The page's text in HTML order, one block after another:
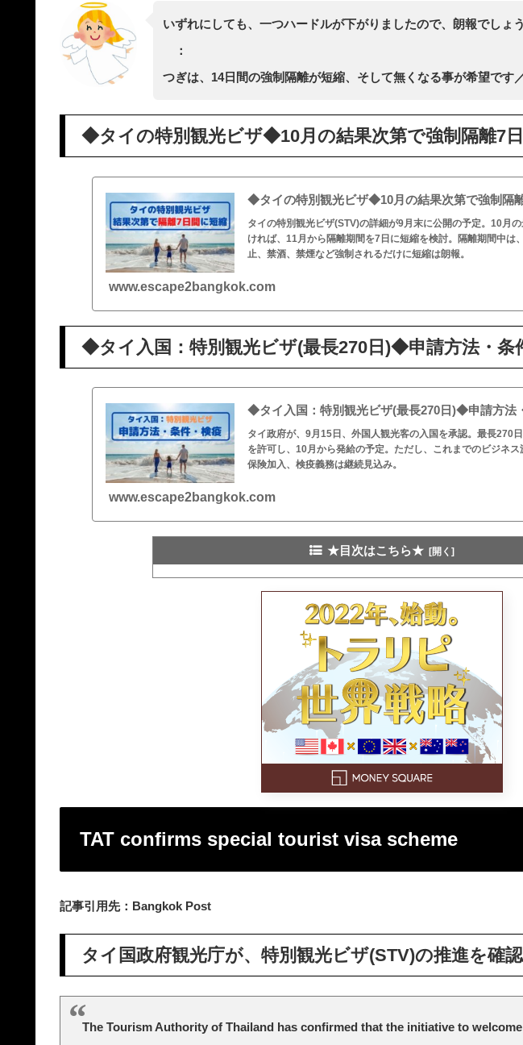
いずれにしても、一つハードルが下がりましたので、朗報でしょう
：
つぎは、14日間の強制隔離が短縮、そして無くなる事が希望です
◆タイの特別観光ビザ◆10月の結果次第で強制隔離7
◆タイの特別観光ビザ◆10月の結果次第で強制隔
タイの特別観光ビザ(STV)の詳細が9月末に公開の予定。10月
ければ、11月から隔離期間を7日に短縮を検討。隔離期間中は
止、禁酒、禁煙など強制されるだけに短縮は朗報。
www.escape2bangkok.com
◆タイ入国：特別観光ビザ(最長270日)◆申請方法・条
◆タイ入国：特別観光ビザ(最長270日)◆申請方法
タイ政府が、9月15日、外国人観光客の入国を承認。最長270
を許可し、10月から発給の予定。ただし、これまでのビジネス
保険加入、検疫義務は継続見込み。
www.escape2bangkok.com
★目次はこちら★
TAT confirms special tourist visa scheme
記事引用先：Bangkok Post
タイ国政府観光庁が、特別観光ビザ(STV)の推進を確認
The Tourism Authority of Thailand has confirmed that the initiative to